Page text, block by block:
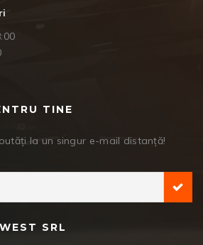
TINE
la un singur e-mail distanță!
SRL